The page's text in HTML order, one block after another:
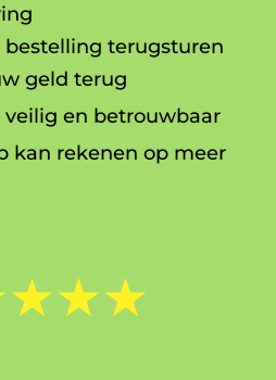
bestelling terugsturen
geld terug
en betrouwbaar
kan rekenen op meer
☆☆☆